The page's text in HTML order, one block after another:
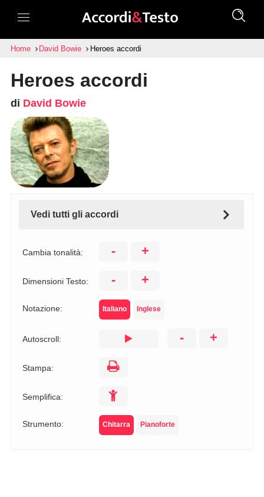
Home David Bowie Heroes accordi
Heroes accordi
di David Bowie
Vedi tutti gli accordi
Cambia tonalità: - +
Dimensioni Testo: - +
Notazione: Italiano Inglese
Autoscroll: - +
Stampa:
Semplifica:
Strumento: Chitarra Pianoforte